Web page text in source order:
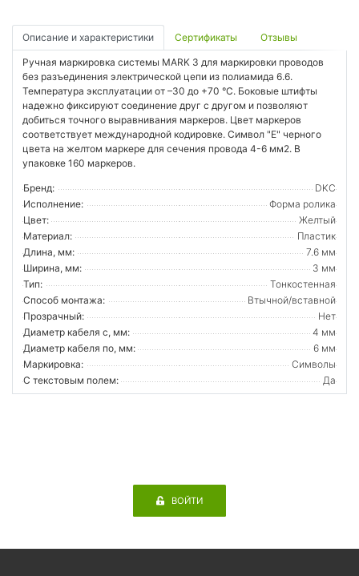
Описание и характеристики Сертификаты Отзывы
Ручная маркировка системы MARK 3 для маркировки проводов
без разъединения электрической цепи из полиамида 6.6.
Температура эксплуатации от –30 до +70 °С. Боковые штифты
надежно фиксируют соединение друг с другом и позволяют
добиться точного выравнивания маркеров. Цвет маркеров
соответствует международной кодировке. Символ "E" черного
цвета на желтом маркере для сечения провода 4-6 мм2. В
упаковке 160 маркеров.
Бренд:
DKC
Исполнение:
Форма ролика
Цвет:
Желтый
Материал:
Пластик
Длина, мм:
7.6 мм
Ширина, мм:
3 мм
Тип:
Тонкостенная
Способ монтажа:
Втычной/вставной
Прозрачный:
Нет
Диаметр кабеля с, мм:
4 мм
Диаметр кабеля по, мм:
6 мм
Маркировка:
Символы
С текстовым полем:
Да
ВОЙТИ